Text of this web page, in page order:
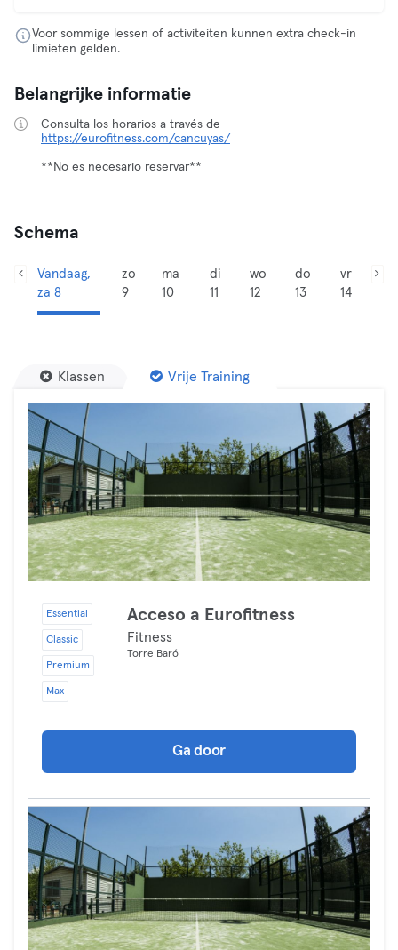
Voor sommige lessen of activiteiten kunnen extra check-in
limieten gelden.
Belangrijke informatie
Consulta los horarios a través de
https://eurofitness.com/cancuyas/
**No es necesario reservar**
Schema
Vandaag,
za 8
zo
9
ma
10
di
11
wo
12
do
13
vr
14
Klassen Vrije Training
Essential
Classic
Premium
Max
Acceso a Eurofitness
Fitness
Torre Baró
Ga door